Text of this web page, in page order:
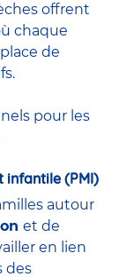
offrent
chaque
de
pour les
infantile (PMI)
autour
et de
en lien
des